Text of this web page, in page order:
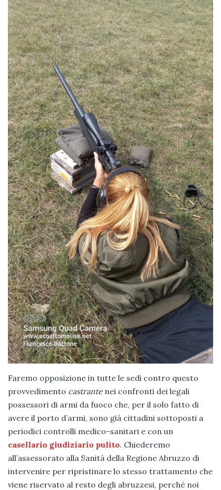
Faremo opposizione in tutte le sedi contro questo
provvedimento castrantenei confronti dei legali
possessori di armi da fuoco che, per il solo fatto di
avere il porto d’armi, sono già cittadini sottoposti a
periodici controlli medico-sanitari e con un
casellario giudiziario pulito. Chiederemo
all’assessorato alla Sanità della Regione Abruzzo di
intervenire per ripristinare lo stesso trattamento che
viene riservato al resto degli abruzzesi, perché noi